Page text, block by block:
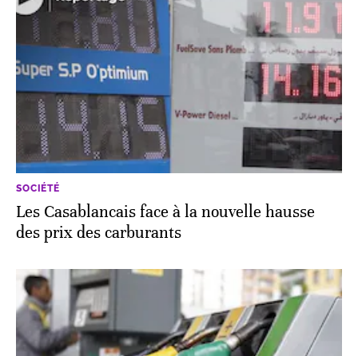
SOCIÉTÉ
Les Casablancais face à la nouvelle hausse
des prix des carburants